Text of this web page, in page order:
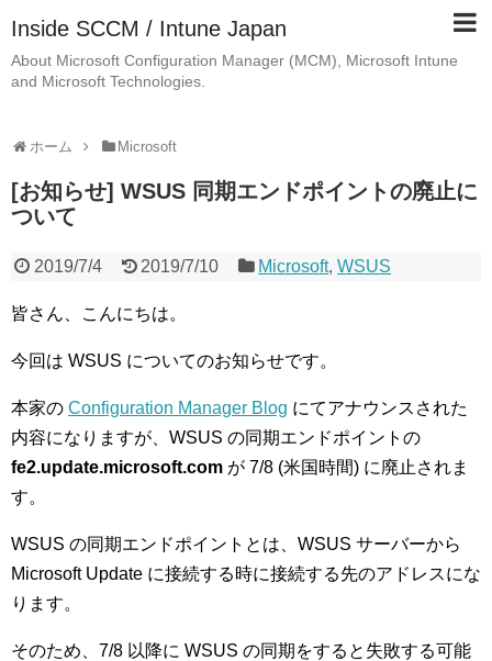
Inside SCCM / Intune Japan
About Microsoft Configuration Manager (MCM), Microsoft Intune
and Microsoft Technologies.
ホーム Microsoft
[お知らせ] WSUS 同期エンドポイントの廃止に
ついて
2019/7/4 2019/7/10 Microsoft,WSUS
皆さん、こんにちは。
今回は WSUS についてのお知らせです。
本家の Configuration Manager Blog にてアナウンスされた
内容になりますが、WSUS の同期エンドポイントの
fe2.update.microsoft.com が 7/8 (米国時間) に廃止されま
す。
WSUS の同期エンドポイントとは、WSUS サーバーから
Microsoft Update に接続する時に接続する先のアドレスにな
ります。
そのため、7/8 以降に WSUS の同期をすると失敗する可能